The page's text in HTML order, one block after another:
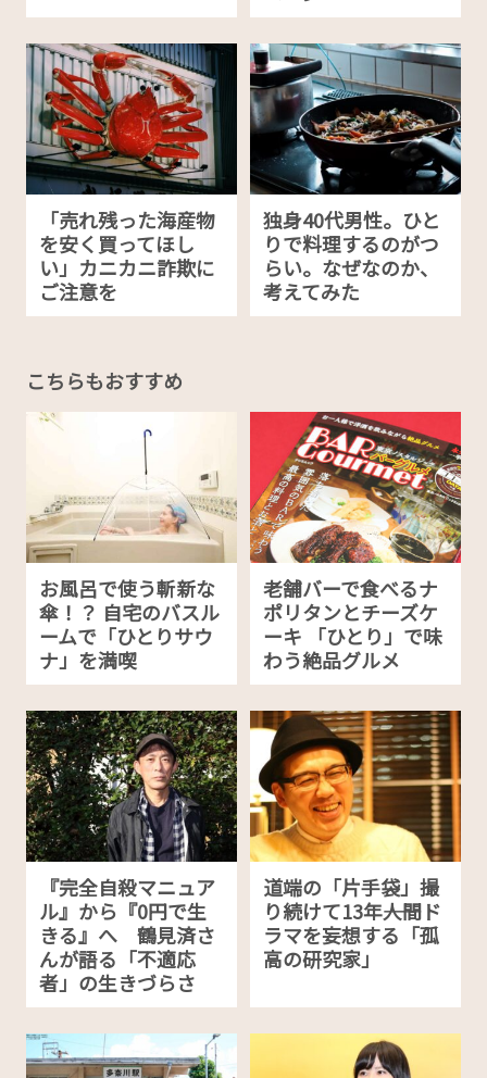
「売れ残った海産物
を安く買ってほし
い」カニカニ詐欺に
ご注意を
独身40代男性。ひと
りで料理するのがつ
らい。なぜなのか、
考えてみた
こちらもおすすめ
お風呂で使う斬新な
傘！？ 自宅のバスル
ームで「ひとりサウ
ナ」を満喫
老舗バーで食べるナ
ポリタンとチーズケ
ーキ 「ひとり」で味
わう絶品グルメ
『完全自殺マニュア
ル』から『0円で生
きる』へ 鶴見済さ
んが語る「不適応
者」の生きづらさ
道端の「片手袋」撮
り続けて13年――人間ド
ラマを妄想する「孤
高の研究家」